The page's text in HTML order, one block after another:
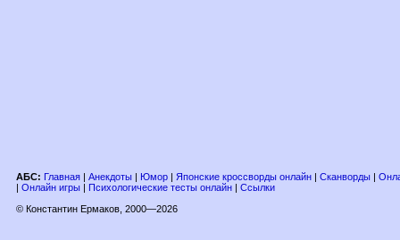
АБС: Главная | Анекдоты | Юмор | Японские кроссворды онлайн | Сканворды |
| Онлайн игры | Психологические тесты онлайн | Ссылки
© Константин Ермаков, 2000—2026